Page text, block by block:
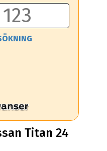
Titan 24